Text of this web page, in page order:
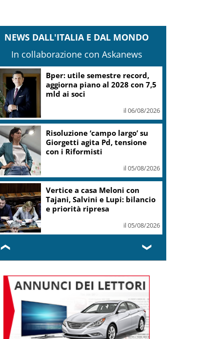
NEWS DALL'ITALIA E DAL MONDO
In collaborazione con Askanews
Bper: utile semestre record,
aggiorna piano al 2028 con 7,5
mld ai soci
il 06/08/2026
Risoluzione ‘campo largo’ su
Giorgetti agita Pd, tensione
con i Riformisti
il 05/08/2026
Vertice a casa Meloni con
Tajani, Salvini e Lupi: bilancio
e priorità ripresa
il 05/08/2026
❮ ❯